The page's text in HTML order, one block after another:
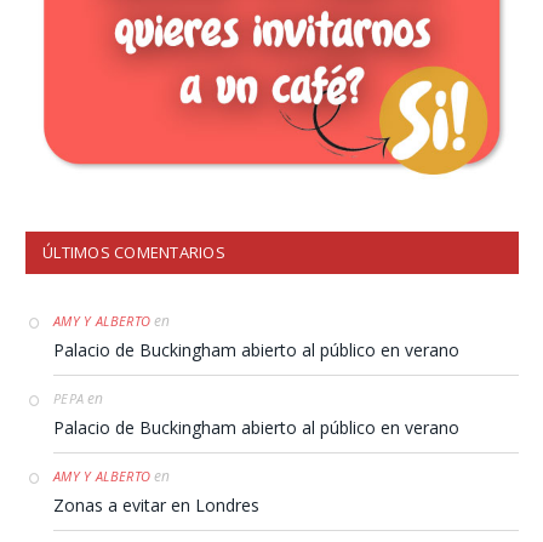
ÚLTIMOS COMENTARIOS
AMY Y ALBERTO en
Palacio de Buckingham abierto al público en verano
PEPA en
Palacio de Buckingham abierto al público en verano
AMY Y ALBERTO en
Zonas a evitar en Londres